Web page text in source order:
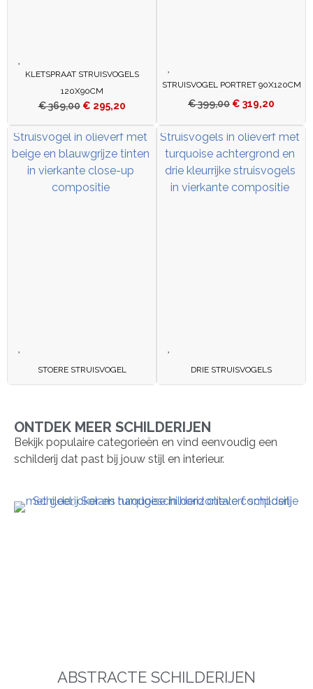
KLETSPRAAT STRUISVOGELS
120X90CM
€369,00 € 295,20
STRUISVOGEL PORTRET 90X120CM
€399,00 € 319,20
STOERE STRUISVOGEL DRIE STRUISVOGELS
ONTDEK MEER SCHILDERIJEN
Bekijk populaire categorieën en vind eenvoudig een
schilderij dat past bij jouw stijl en interieur.
ABSTRACTE SCHILDERIJEN